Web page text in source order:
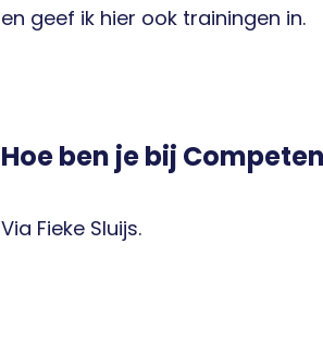
en geef ik hier ook trainingen in.
Hoe ben je bij
Via Fieke Sluijs.